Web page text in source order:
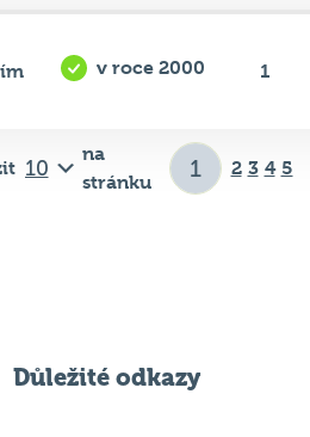
v roce 2000 1
na
stránku
2 3 4 5
Důležité odkazy